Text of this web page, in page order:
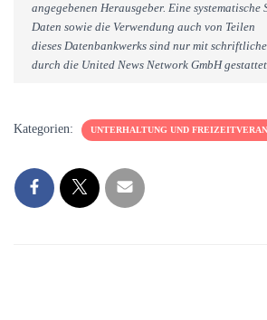
angegebenen Herausgeber. Eine systematische
Daten sowie die Verwendung auch von Teilen
dieses Datenbankwerks sind nur mit
durch die United News Network GmbH gestattet
Kategorien: UNTERHALTUNG UND